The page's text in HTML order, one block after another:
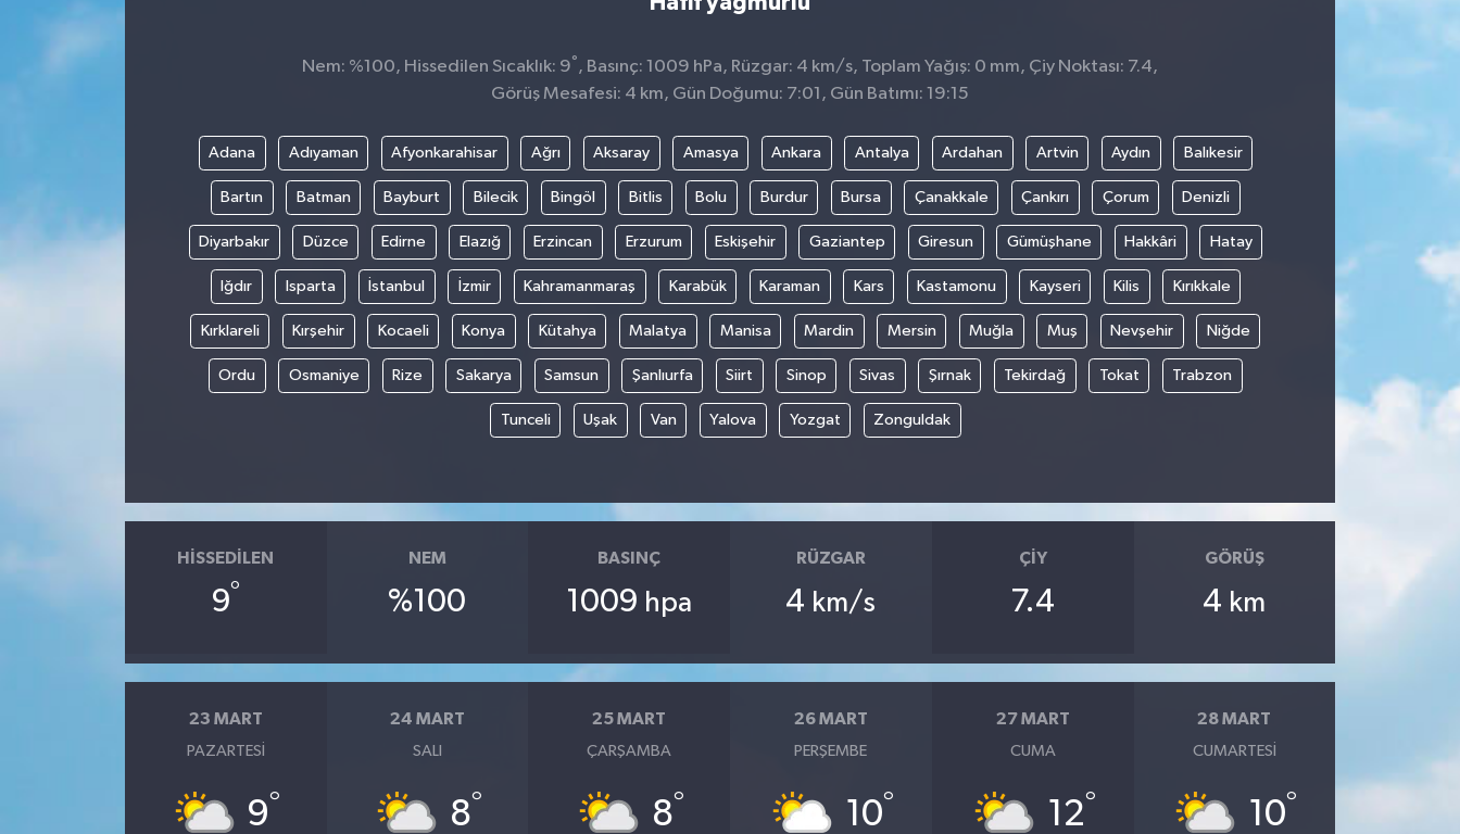
Nem: %100, Hissedilen Sıcaklık: 9° , Basınç: 1009 hPa, Rüzgar: 4 km/s, Toplam Yağış: 0 mm, Çiy Noktası: 7.4,
Görüş Mesafesi: 4 km, Gün Doğumu: 7:01, Gün Batımı: 19:15
Adana Adıyaman Afyonkarahisar Ağrı Aksaray Amasya Ankara Antalya Ardahan Artvin Aydın Balıkesir
Bartın Batman Bayburt Bilecik Bingöl Bitlis Bolu Burdur Bursa Çanakkale Çankırı Çorum Denizli
Diyarbakır Düzce Edirne Elazığ Erzincan Erzurum Eskişehir Gaziantep Giresun Gümüşhane Hakkâri Hatay
Iğdır Isparta İstanbul İzmir Kahramanmaraş Karabük Karaman Kars Kastamonu Kayseri Kilis Kırıkkale
Kırklareli Kırşehir Kocaeli Konya Kütahya Malatya Manisa Mardin Mersin Muğla Muş Nevşehir Niğde
Ordu Osmaniye Rize Sakarya Samsun Şanlıurfa Siirt Sinop Sivas Şırnak Tekirdağ Tokat Trabzon
Tunceli Uşak Van Yalova Yozgat Zonguldak
HISSEDILEN
9°
NEM
%100
BASINÇ
1009 hpa
RÜZGAR
4 km/s
ÇIY
7.4
GÖRÜŞ
4 km
23 MART
PAZARTESI
9°
24 MART
SALI
8°
25 MART
ÇARŞAMBA
8°
26 MART
PERŞEMBE
10°
27 MART
CUMA
12°
28 MART
CUMARTESI
10°